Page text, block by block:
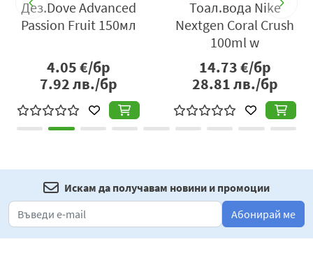
Дез.Dove Advanced
Passion Fruit 150мл
4.05€/бр
7.92лв./бр
Тоал.вода Nike
Nextgen Coral Crush
100ml w
14.73€/бр
28.81лв./бр
Искам да получавам новини и промоции
Абонирай ме